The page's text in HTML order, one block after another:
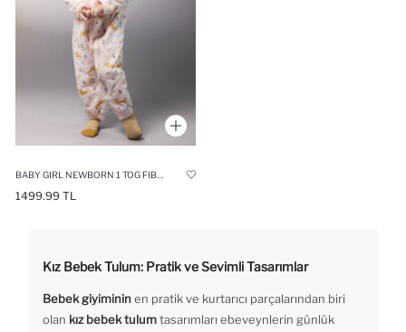
1499.99 TL
Kız Bebek Tulum: Pratik ve Sevimli Tasarımlar
Bebek giyimininen pratik ve kurtarıcı parçalarından biri
olan kız bebek tulumtasarımları ebeveynlerin günlük